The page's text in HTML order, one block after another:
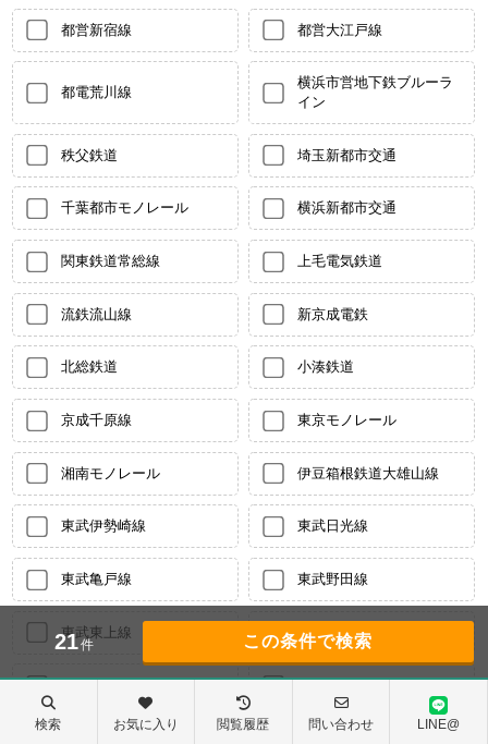
都営新宿線 都営大江戸線
都電荒川線
横浜市営地下鉄ブルーラ
イン
秩父鉄道 埼玉新都市交通
千葉都市モノレール 横浜新都市交通
関東鉄道常総線 上毛電気鉄道
流鉄流山線 新京成電鉄
北総鉄道 小湊鉄道
京成千原線 東京モノレール
湘南モノレール 伊豆箱根鉄道大雄山線
東武伊勢崎線 東武日光線
東武亀戸線 東武野田線
東武東上線 東武越生線
京成本線 京成押上線
21件
検索 お気に入り 閲覧履歴 問い合わせ LINE@